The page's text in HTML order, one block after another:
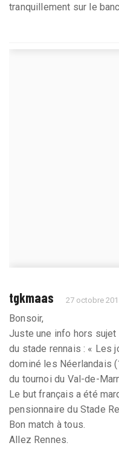
tranquillement sur le
tgkmaas 27 octobre
Bonsoir,
Juste une info hors sujet
du stade rennais : « Les
dominé les Néerlandais
du tournoi du Val-de-
Le but français a été
pensionnaire du Stade
Bon match à tous.
Allez Rennes.